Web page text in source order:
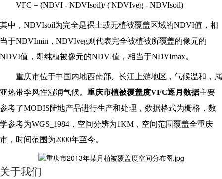
VFC = (NDVI - NDVIsoil)/ ( NDVIveg - NDVIsoil)
其中，NDVIsoil为完全是裸土或无植被覆盖区域的NDVI值，相
当于NDVImin，NDVIveg则代表完全被植被所覆盖的像元的
NDVI值，即纯植被像元的NDVI值，相当于NDVImax。
重庆市位于中国内地西南部、长江上游地区，气候温和，属
亚热带季风性湿润气候。 重庆市植被覆盖度VFC逐月数据主要
参考了MODIS陆地产品进行生产和处理，数据格式为栅格，数
学参考为WGS_1984，空间分辨为1KM，空间范围覆盖全重庆
市，时间范围为2000年至今。
关于我们